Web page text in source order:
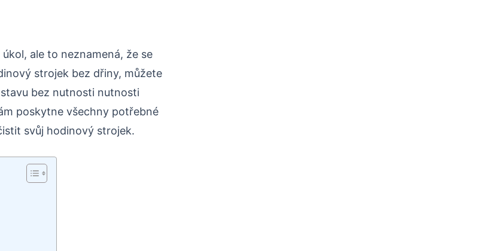
ale to neznamená, že se
strojek bez dřiny, můžete
bez nutnosti nutnosti
poskytne všechny potřebné
svůj hodinový strojek.